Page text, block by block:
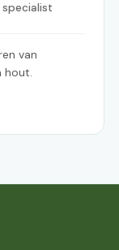
specialist
van
hout.